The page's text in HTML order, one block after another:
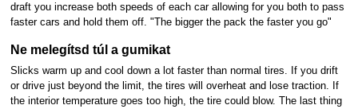
draft you increase both speeds of each car allowing for you both to pass
faster cars and hold them off. "The bigger the pack the faster you go"
Ne melegítsd túl a gumikat
Slicks warm up and cool down a lot faster than normal tires. If you drift
or drive just beyond the limit, the tires will overheat and lose traction. If
the interior temperature goes too high, the tire could blow. The last thing